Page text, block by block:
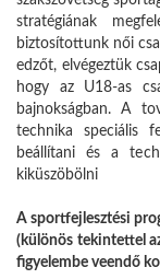
stratégiának
biztosítottunk női
edzőt, elvégeztük
hogy az U18-as
bajnokságban. A
technika speciális
beállítani és a
kiküszöbölni
A sportfejlesztési
(különös tekintettel
figyelembe veendő